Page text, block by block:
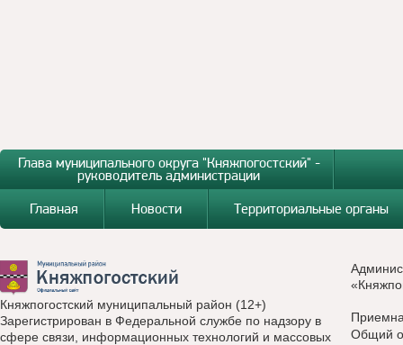
Глава муниципального округа "Княжпогостский" -
руководитель администрации
Главная
Новости Территориальные органы
Княжпогостский муниципальный район (12+)
Зарегистрирован в Федеральной службе по надзору в
сфере связи, информационных технологий и массовых
Общий